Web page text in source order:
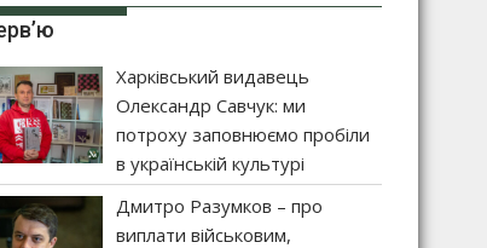
Харківський видавець
Олександр Савчук: ми
потроху заповнюємо пробіли
в українській культурі
Дмитро Разумков – про
виплати військовим,